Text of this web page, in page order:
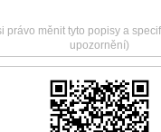
právo měnit tyto popisy a
upozornění)